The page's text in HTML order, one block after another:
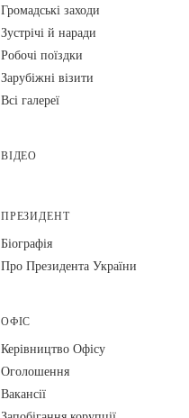
Громадські заходи
Зустрічі й наради
Робочі поїздки
Зарубіжні візити
Всі галереї
ВІДЕО
ПРЕЗИДЕНТ
Біографія
Про Президента України
ОФІС
Керівництво Офісу
Оголошення
Вакансії